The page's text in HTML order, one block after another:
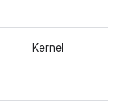
Kernel